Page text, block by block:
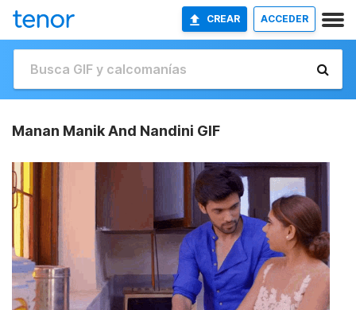
CREAR ACCEDER
Manan Manik And Nandini GIF